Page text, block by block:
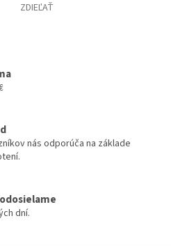
ZDIEĽAŤ
nás odporúča na základe
dní.